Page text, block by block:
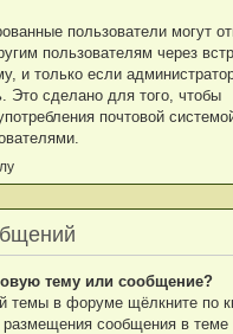
пользователи могут
пользователям через
и только если
Это сделано для того, чтобы
почтовой
тему или сообщение?
темы в форуме щёлкните по
сообщения в теме